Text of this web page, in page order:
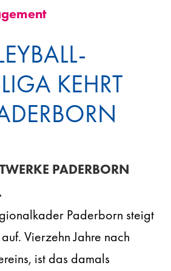
KEHRT
PADERBORN
Paderborn steigt
Vierzehn Jahre nach
ist das damals